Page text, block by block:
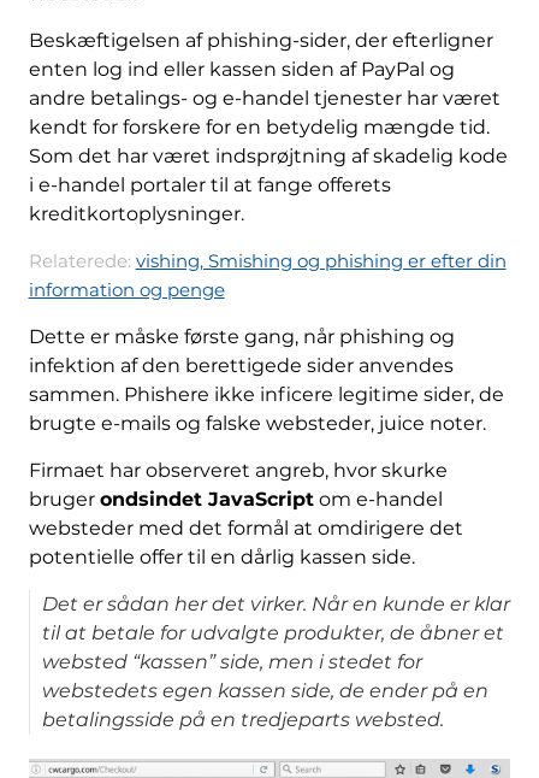
Beskæftigelsen af ​​phishing-sider, der efterligner
enten log ind eller kassen siden af ​​PayPal og
andre betalings- og e-handel tjenester har været
kendt for forskere for en betydelig mængde tid.
Som det har været indsprøjtning af skadelig kode
i e-handel portaler til at fange offerets
kreditkortoplysninger.
Relaterede: vishing, Smishing og phishing er efter din
information og penge
Dette er måske første gang, når phishing og
infektion af den berettigede sider anvendes
sammen. Phishere ikke inficere legitime sider, de
brugte e-mails og falske websteder, juice noter.
Firmaet har observeret angreb, hvor skurke
bruger ondsindet JavaScriptom e-handel
websteder med det formål at omdirigere det
potentielle offer til en dårlig kassen side.
Det er sådan her det virker. Når en kunde er klar
til at betale for udvalgte produkter, de åbner et
websted “kassen” side, men i stedet for
webstedets egen kassen side, de ender på en
betalingsside på en tredjeparts websted.